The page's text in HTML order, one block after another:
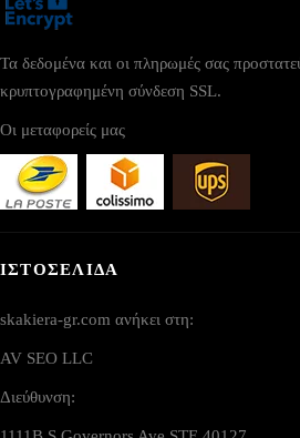
Τα δεδομένα και οι πληρωμές σας
κρυπτογραφημένη σύνδεση SSL.
Οι μεταφορείς μας
ΙΣΤΟΣΕΛΙΔΑ
skakiera-gr.com ανήκει στη:
AV SEO LLC
Διεύθυνση: